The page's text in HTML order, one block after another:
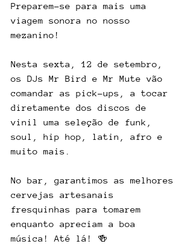
Preparem-se para mais uma
viagem sonora no nosso
mezanino!
Nesta sexta, 12 de setembro,
os DJs Mr Bird e Mr Mute vão
comandar as pick-ups, a tocar
diretamente dos discos de
vinil uma seleção de funk,
soul, hip hop, latin, afro e
muito mais.
No bar, garantimos as melhores
cervejas artesanais
fresquinhas para tomarem
enquanto apreciam a boa
música! Até lá! 🍻